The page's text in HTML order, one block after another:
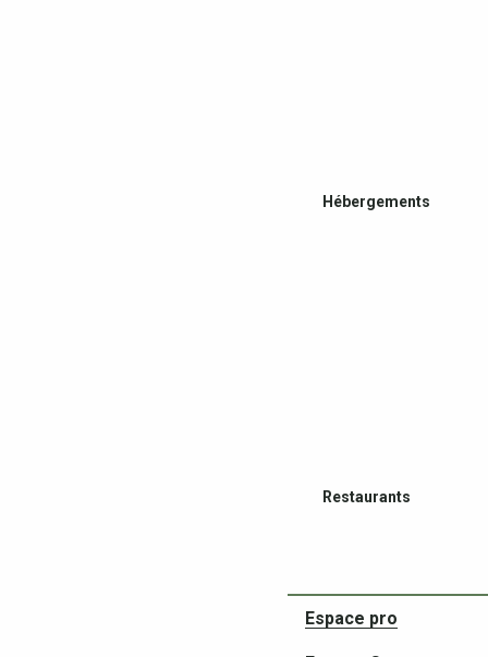
Hébergements
Restaurants
Espace pro